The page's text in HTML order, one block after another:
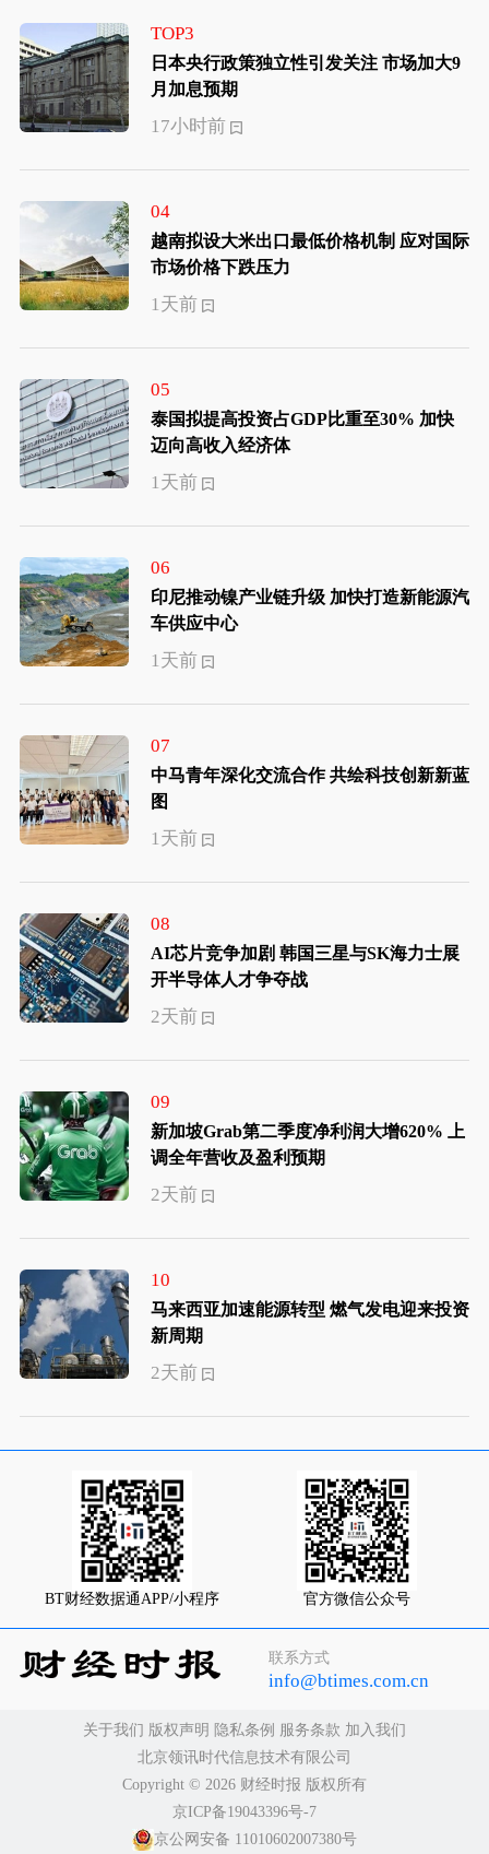
TOP3
日本央行政策独立性引发关注 市场加大9
月加息预期
17小时前
04
越南拟设大米出口最低价格机制 应对国际
市场价格下跌压力
1天前
05
泰国拟提高投资占GDP比重至30% 加快
迈向高收入经济体
1天前
06
印尼推动镍产业链升级 加快打造新能源汽
车供应中心
1天前
07
中马青年深化交流合作 共绘科技创新新蓝
图
1天前
08
AI芯片竞争加剧 韩国三星与SK海力士展
开半导体人才争夺战
2天前
09
新加坡Grab第二季度净利润大增620% 上
调全年营收及盈利预期
2天前
10
马来西亚加速能源转型 燃气发电迎来投资
新周期
2天前
BT财经数据通APP/小程序 官方微信公众号
联系方式
info@btimes.com.cn
关于我们 版权声明 隐私条例 服务条款 加入我们
北京领讯时代信息技术有限公司
Copyright ©️ 2026 财经时报 版权所有
京ICP备19043396号-7
京公网安备 11010602007380号